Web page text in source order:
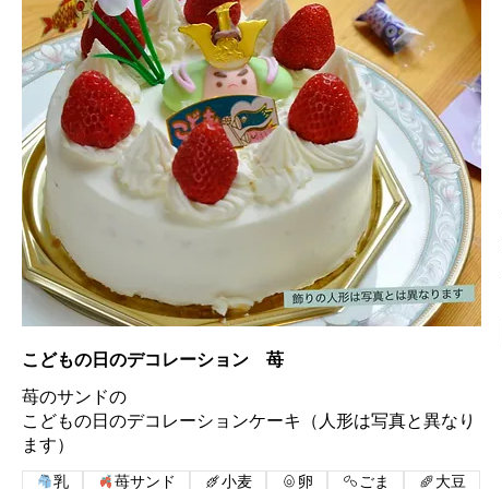
こどもの日のデコレーション 苺
苺のサンドの
こどもの日のデコレーションケーキ（人形は写真と異なり
乳 苺サンド 小麦 卵 ごま 大豆